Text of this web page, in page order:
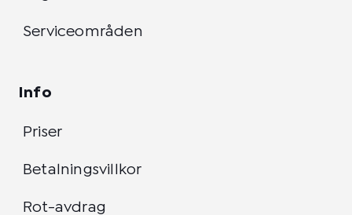
Serviceområden
Info
Priser
Betalningsvillkor
Rot-avdrag